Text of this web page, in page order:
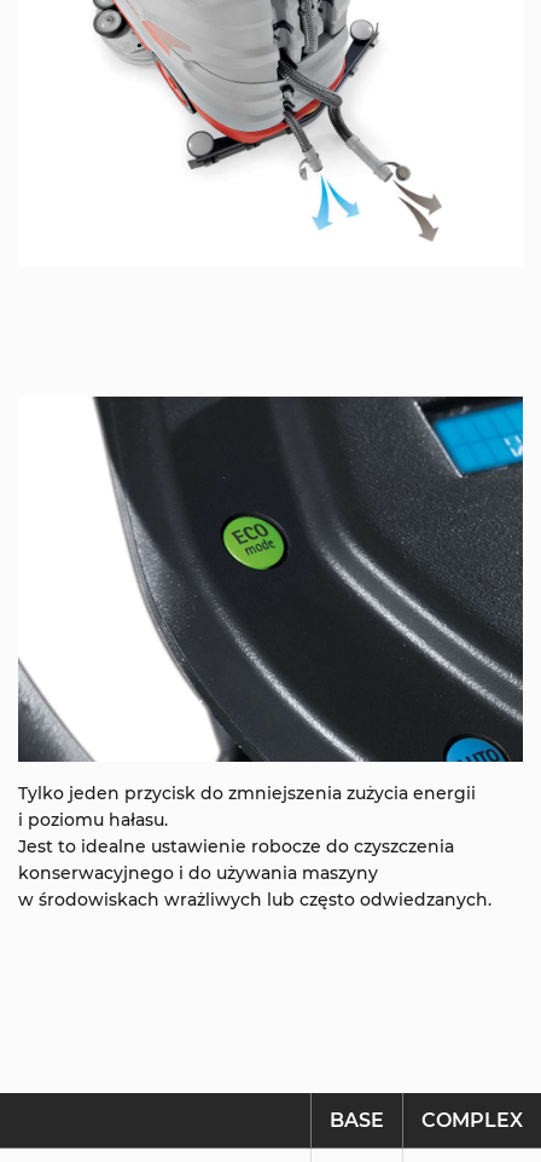
Tylko jeden przycisk do zmniejszenia zużycia energii
i poziomu hałasu.
Jest to idealne ustawienie robocze do czyszczenia
konserwacyjnego i do używania maszyny
w środowiskach wrażliwych lub często odwiedzanych.
BASE COMPLEX